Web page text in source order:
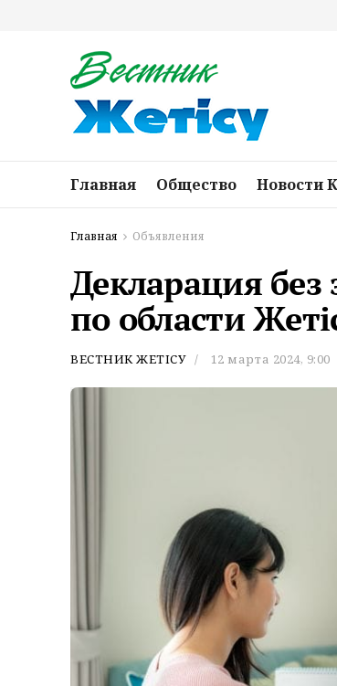
Главная Общество Новости
Главная Объявления
Декларация без
по области
ВЕСТНИК ЖЕТІСУ 12 марта 2024, 9:00